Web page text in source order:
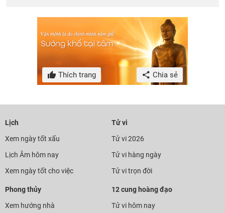
Thích trang Chia sẻ
Lịch
Xem ngày tốt xấu
Lịch Âm hôm nay
Xem ngày tốt cho việc
Tử vi
Tử vi 2026
Tử vi hàng ngày
Tử vi trọn đời
Phong thủy
Xem hướng nhà
12 cung hoàng đạo
Tử vi hôm nay